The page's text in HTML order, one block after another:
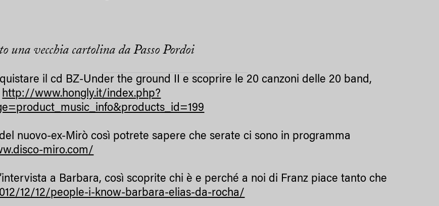
una vecchia cartolina da Passo Pordoi
il cd BZ-Under the ground II e scoprire le 20 canzoni delle 20 band,
http://www.hongly.it/index.php?
nuovo-ex-Mirò così potrete sapere che serate ci sono in programma
miro.com/
a Barbara, così scoprite chi è e perché a noi di Franz piace tanto che
12/12/people-i-know-barbara-elias-da-rocha/